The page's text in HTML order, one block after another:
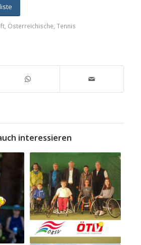
, Österreichische, Tennis
interessieren